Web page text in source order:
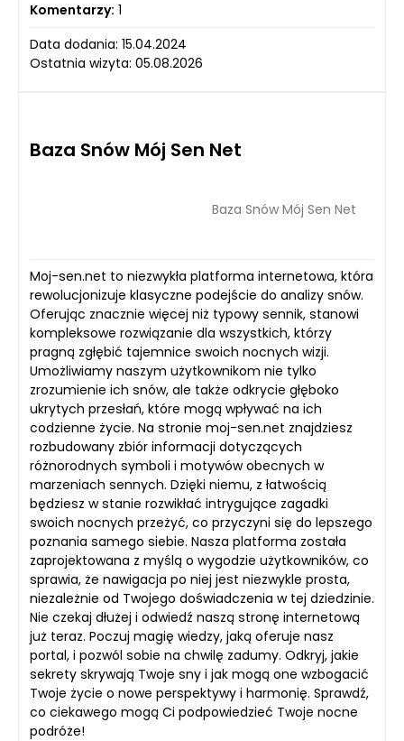
Komentarzy: 1
Data dodania: 15.04.2024
Ostatnia wizyta: 05.08.2026
Baza Snów Mój Sen Net
Baza Snów Mój Sen Net
Moj-sen.net to niezwykła platforma internetowa, która
rewolucjonizuje klasyczne podejście do analizy snów.
Oferując znacznie więcej niż typowy sennik, stanowi
kompleksowe rozwiązanie dla wszystkich, którzy
pragną zgłębić tajemnice swoich nocnych wizji.
Umożliwiamy naszym użytkownikom nie tylko
zrozumienie ich snów, ale także odkrycie głęboko
ukrytych przesłań, które mogą wpływać na ich
codzienne życie. Na stronie moj-sen.net znajdziesz
rozbudowany zbiór informacji dotyczących
różnorodnych symboli i motywów obecnych w
marzeniach sennych. Dzięki niemu, z łatwością
będziesz w stanie rozwikłać intrygujące zagadki
swoich nocnych przeżyć, co przyczyni się do lepszego
poznania samego siebie. Nasza platforma została
zaprojektowana z myślą o wygodzie użytkowników, co
sprawia, że nawigacja po niej jest niezwykle prosta,
niezależnie od Twojego doświadczenia w tej dziedzinie.
Nie czekaj dłużej i odwiedź naszą stronę internetową
już teraz. Poczuj magię wiedzy, jaką oferuje nasz
portal, i pozwól sobie na chwilę zadumy. Odkryj, jakie
sekrety skrywają Twoje sny i jak mogą one wzbogacić
Twoje życie o nowe perspektywy i harmonię. Sprawdź,
co ciekawego mogą Ci podpowiedzieć Twoje nocne
podróże!